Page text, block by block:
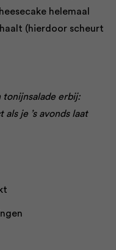
helemaal
(hierdoor scheurt
tonijnsalade erbij:
je ’s avonds laat